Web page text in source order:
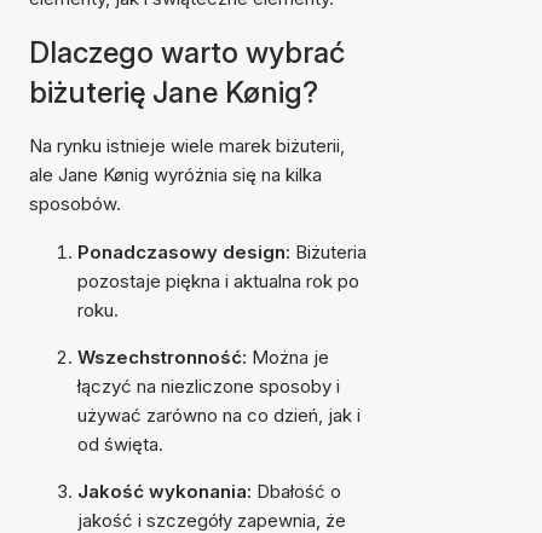
Dlaczego warto wybrać
biżuterię Jane Kønig?
Na rynku istnieje wiele marek biżuterii,
ale Jane Kønig wyróżnia się na kilka
sposobów.
Ponadczasowy design: Biżuteria
pozostaje piękna i aktualna rok po
roku.
Wszechstronność: Można je
łączyć na niezliczone sposoby i
używać zarówno na co dzień, jak i
od święta.
Jakość wykonania: Dbałość o
jakość i szczegóły zapewnia, że